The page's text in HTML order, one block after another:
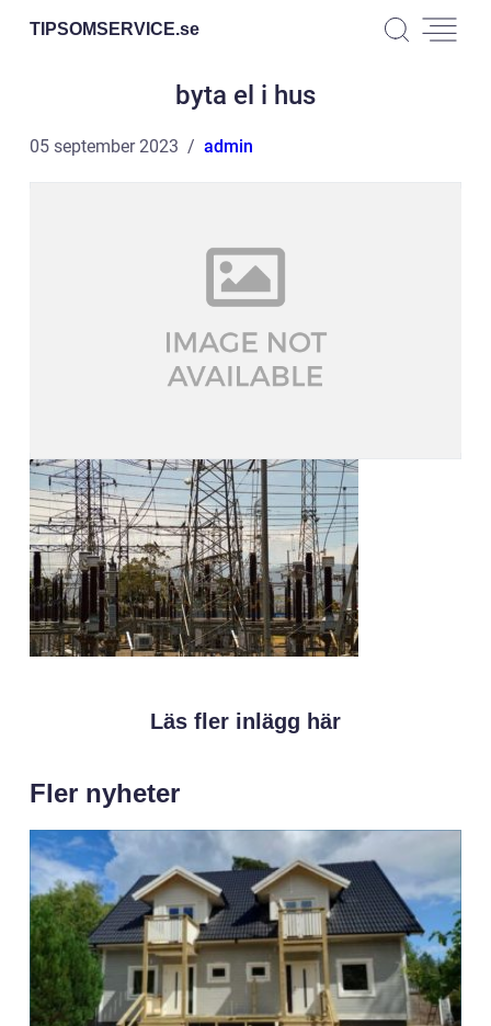
TIPSOMSERVICE.se
byta el i hus
05 september 2023 admin
Läs fler inlägg här
Fler nyheter